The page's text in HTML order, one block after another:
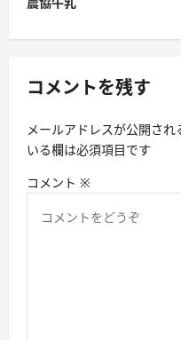
シ
ン
コメントを残す
メールアドレスが公開され
いる欄は必須項目です
コメント ※